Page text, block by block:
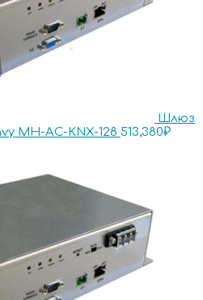
Шлюз
MH-AC-KNX-128 513,380₽